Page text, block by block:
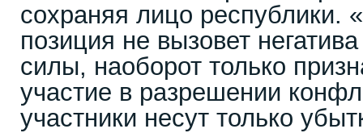
сохраняя лицо республики.
позиция не вызовет
силы, наоборот только
участие в разрешении
участники несут только